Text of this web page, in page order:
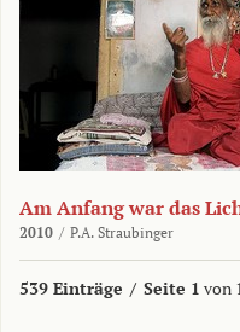
Am Anfang war das
2010 / P.A. Straubinger
539 Einträge / Seite 1 von